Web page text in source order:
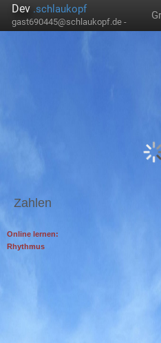
Dev .schlaukopf
gast690445@schlaukopf.de -
Zahlen
Online lernen:
Rhythmus